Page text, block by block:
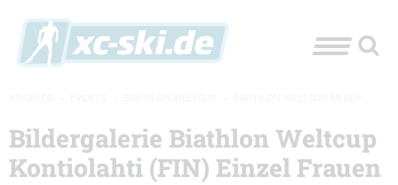
Bildergalerie Biathlon Weltcup
Kontiolahti (FIN) Einzel Frauen